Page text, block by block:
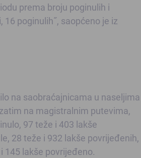
prema broju poginulih i
poginulih˝, saopćeno je iz
na saobraćajnicama u naseljima
na magistralnim putevima,
97 teže i 403 lakše
28 teže i 932 lakše povrijeđenih,
145 lakše povrijeđeno.